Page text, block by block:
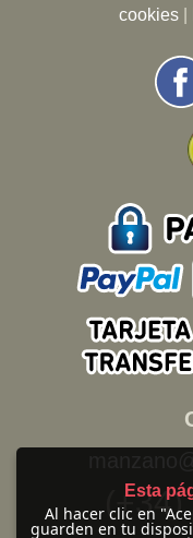
cookies
(+34)
Esta
Al hacer clic en
guarden en tu